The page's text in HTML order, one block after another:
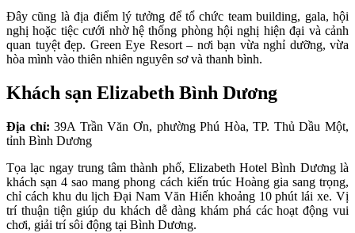
Đây cũng là địa điểm lý tưởng để tổ chức team building, gala, hội
nghị hoặc tiệc cưới nhờ hệ thống phòng hội nghị hiện đại và cảnh
quan tuyệt đẹp. Green Eye Resort – nơi bạn vừa nghỉ dưỡng, vừa
hòa mình vào thiên nhiên nguyên sơ và thanh bình.
Khách sạn Elizabeth Bình Dương
Địa chỉ: 39A Trần Văn Ơn, phường Phú Hòa, TP. Thủ Dầu Một,
tỉnh Bình Dương
Tọa lạc ngay trung tâm thành phố, Elizabeth Hotel Bình Dương là
khách sạn 4 sao mang phong cách kiến trúc Hoàng gia sang trọng,
chỉ cách khu du lịch Đại Nam Văn Hiến khoảng 10 phút lái xe. Vị
trí thuận tiện giúp du khách dễ dàng khám phá các hoạt động vui
chơi, giải trí sôi động tại Bình Dương.